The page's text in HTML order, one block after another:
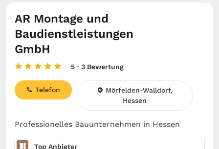
AR Montage und
Baudienstleistungen
GmbH
5 · 3 Bewertung
Professionelles Bauunternehmen in Hessen
Telefon
Mörfelden-Walldorf,
Hessen
Top Anbieter